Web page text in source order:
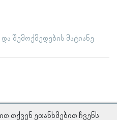
შემოქმედების მატიანე
თქვენ ეთანხმებით ჩვენს